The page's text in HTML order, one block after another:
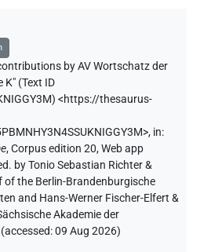
byAV Wortschatz der
K" (Text ID
) <https://thesaurus-
, in:
,Corpus edition 20, Web app
by Tonio Sebastian Richter &
of the Berlin-Brandenburgische
and Hans-Werner Fischer-Elfert &
Akademie der
09 Aug 2026)